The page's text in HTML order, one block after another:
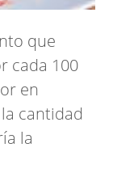
que
cada 100
en
cantidad
la